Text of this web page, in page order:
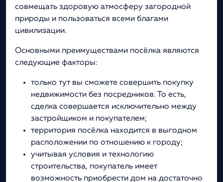
совмещать здоровую атмосферу загородной
природы и пользоваться всеми благами
цивилизации.
Основными преимуществами посёлка являются
следующие факторы:
только тут вы сможете совершить покупку
недвижимости без посредников. То есть,
сделка совершается исключительно между
застройщиком и покупателем;
территория посёлка находится в выгодном
расположении по отношению к городу;
учитывая условия и технологию
строительства, покупатель имеет
возможность приобрести дом на достаточно